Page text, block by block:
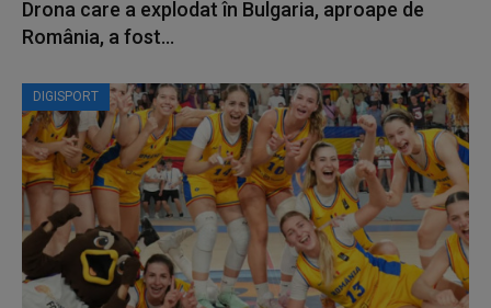
Drona care a explodat în Bulgaria, aproape de
România, a fost...
DIGISPORT